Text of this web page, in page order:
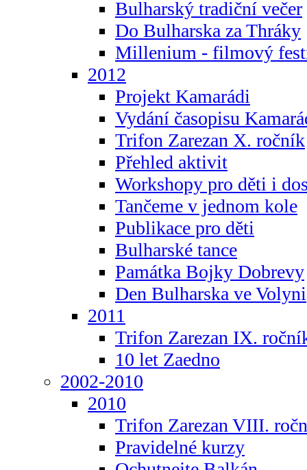
Bulharský tradiční večer
Do Bulharska za Thráky
Millenium - filmový
2012
Projekt Kamarádi
Vydání časopisu
Trifon Zarezan X. ročník
Přehled aktivit
Workshopy pro děti i
Tančeme v jednom kole
Publikace pro děti
Bulharské tance
Památka Bojky Dobrevy
Den Bulharska ve Volyni
2011
Trifon Zarezan IX.
10 let Zaedno
2002-2010
2010
Trifon Zarezan VIII.
Pravidelné kurzy